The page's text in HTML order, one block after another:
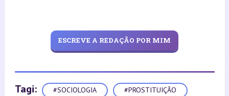
ESCREVE A REDAÇÃO POR MIM
Tagi: #SOCIOLOGIA #PROSTITUIÇÃO